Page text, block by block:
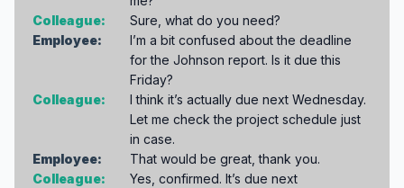
Colleague:
Sure, what do you need?
Employee:
I’m a bit confused about the deadline
for the Johnson report. Is it due this
Friday?
Colleague:
I think it’s actually due next Wednesday.
Let me check the project schedule just
in case.
Employee:
That would be great, thank you.
Colleague:
Yes, confirmed. It’s due next